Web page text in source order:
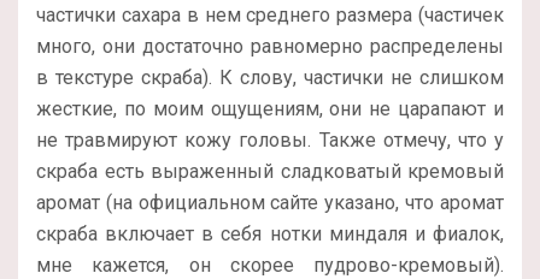
частички сахара в нем среднего размера (частичек
много, они достаточно равномерно распределены
в текстуре скраба). К слову, частички не слишком
жесткие, по моим ощущениям, они не царапают и
не травмируют кожу головы. Также отмечу, что у
скраба есть выраженный сладковатый кремовый
аромат (на официальном сайте указано, что аромат
скраба включает в себя нотки миндаля и фиалок,
мне кажется, он скорее пудрово-кремовый).